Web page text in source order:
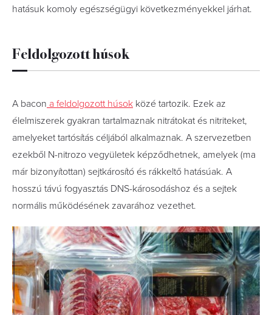
hatásuk komoly egészségügyi következményekkel járhat.
Feldolgozott húsok
A bacon a feldolgozott húsok közé tartozik. Ezek az
élelmiszerek gyakran tartalmaznak nitrátokat és nitriteket,
amelyeket tartósítás céljából alkalmaznak. A szervezetben
ezekből N-nitrozo vegyületek képződhetnek, amelyek (ma
már bizonyítottan) sejtkárosító és rákkeltő hatásúak. A
hosszú távú fogyasztás DNS-károsodáshoz és a sejtek
normális működésének zavarához vezethet.